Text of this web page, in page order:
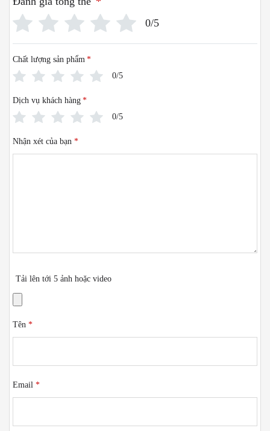
0/5
Chất lượng sản phẩm *
0/5
Dịch vụ khách hàng *
0/5
Nhận xét của bạn *
Tải lên tới 5 ảnh hoặc video
Tên *
Email *